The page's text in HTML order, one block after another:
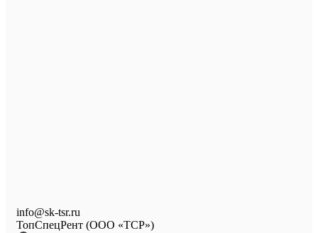
info@sk-tsr.ru
ТопСпецРент (ООО «ТСР»)